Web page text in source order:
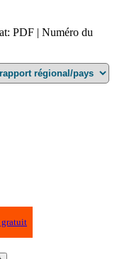
PDF | Numéro du
gratuit